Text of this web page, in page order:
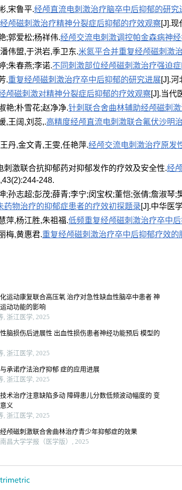
,宋鲁平.经颅直流电刺激治疗脑卒中后抑郁的研究
经颅磁刺激治疗精神分裂症后抑郁的疗效观察[J].现
;郭爱松;杨祥伟.经颅交流电刺激调控帕金森病神
伟盟,于洪岩,季卫东.米氮平合并重复经颅磁刺激
;朱春燕;李诺.不同刺激部位经颅磁刺激治疗强迫
.重复经颅磁刺激治疗卒中后抑郁的研究进展[J].
颅磁刺激对精神分裂症后抑郁的疗效观察[J].当代
艳;朴雪花;赵净净.针刺联合舍曲林辅助经颅磁刺
,王阔,刘蕊,.高精度经颅直流电刺激联合氟伏沙明
丹,金文青,王雯,任艳萍.经颅交流电刺激治疗原发
刺激联合抗抑郁药对抑郁发作的疗效及安全性.经
248.
;孙志超;彭茂;薛青;李宁;闵宝权;董恺;张倩;詹淑琴
药物治疗的抑郁症患者的疗效初探题录[J].中华医
萍,杨江胜,朱祖福.低频重复经颅磁刺激治疗卒中
梅,黄惠君.重复经颅磁刺激治疗卒中后抑郁疗效的
运动康复联合高压氧 治疗对急性缺血性脑卒中患者 神
动功能的影响
, 浙江医学, 2025
脑损伤后进展性 出血性损伤患者神经功能预后 模型的
, 浙江医学, 2025
承诺疗法治疗抑郁 症的应用进展
, 浙江医学, 2025
术治疗注意缺陷多动 障碍患儿分数低频波动幅度的 变
义
, 浙江医学, 2025
颅磁刺激联合舍曲林治疗青少年抑郁症的效果
昌大学学报（医学版）, 2025